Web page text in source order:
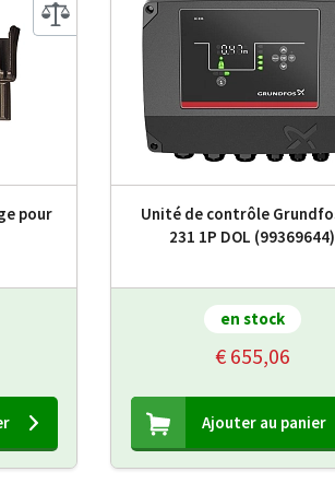
pour
Unité de contrôle
231 1P DOL (99369644)
en stock
€ 655,06
Ajouter au panier